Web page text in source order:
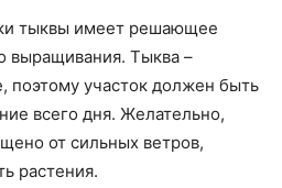
тыквы имеет решающее
выращивания. Тыква –
поэтому участок должен быть
всего дня. Желательно,
от сильных ветров,
растения.